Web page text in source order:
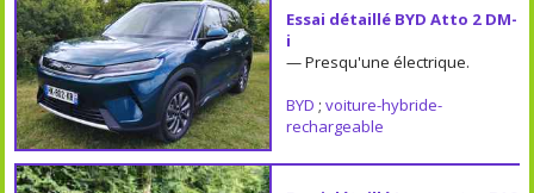
Essai détaillé BYD Atto 2 DM-
i
— Presqu'une électrique.
BYD ; voiture-hybride-
rechargeable